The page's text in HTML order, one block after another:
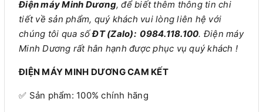
Điện máy Minh Dương, để biết thêm thông tin chi
tiết về sản phẩm, quý khách vui lòng liên hệ với
chúng tôi qua sốĐT (Zalo):0984.118.100. Điện máy
Minh Dương rất hân hạnh được phục vụ quý khách !
ĐIỆN MÁY MINH DƯƠNG CAM KẾT
✅ Sản phẩm: 100% chính hãng